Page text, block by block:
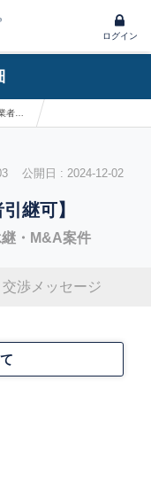
ログイン
公開日 : 2024-12-02
継可】
・M&A案件
交渉メッセージ